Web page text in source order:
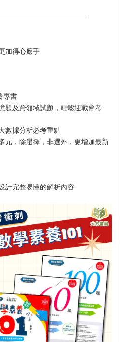
加得心應手
專書
題及跨領域試題，輕鬆迎戰會考
數據分析必考重點
元，除選擇，非選外，更增加最新
計完整易懂的解析內容